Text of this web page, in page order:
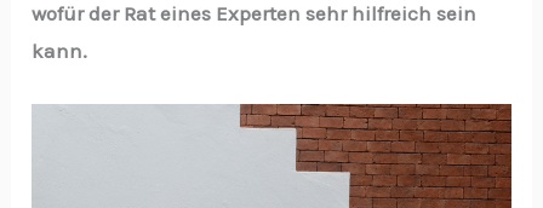
wofür der Rat eines Experten sehr hilfreich sein
kann.